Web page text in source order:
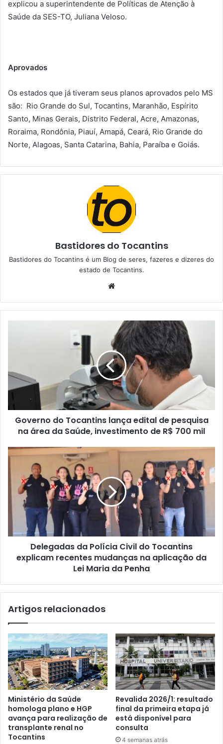
explicou a superintendente de Políticas de Atenção à
Saúde da SES-TO, Juliana Veloso.
Aprovados
Os estados que já tiveram seus planos aprovados pelo MS
são: Rio Grande do Sul, Tocantins, Maranhão, Espírito
Santo, Minas Gerais, Distrito Federal, Acre, Amazonas,
Roraima, Rondônia, Piauí, Amapá, Ceará, Rio Grande do
Norte, Alagoas, Santa Catarina, Bahia, Paraíba e Goiás.
Bastidores do Tocantins
Bastidores do Tocantins é um Blog de seres, fazeres e dizeres do
estado de Tocantins.
b
s
i
t
e
Governo do Tocantins lança edital de pesquisa
na área da Saúde, investimento de R$ 700 mil
Delegadas da Polícia Civil do Tocantins
explicam recentes mudanças na aplicação da
Lei Maria da Penha
Artigos relacionados
Ministério da Saúde
homologa plano e HGP
avança para realização de
transplante renal no
Tocantins
Revalida 2026/1: resultado
final da primeira etapa já
está disponível para
consulta
4 semanas atrás